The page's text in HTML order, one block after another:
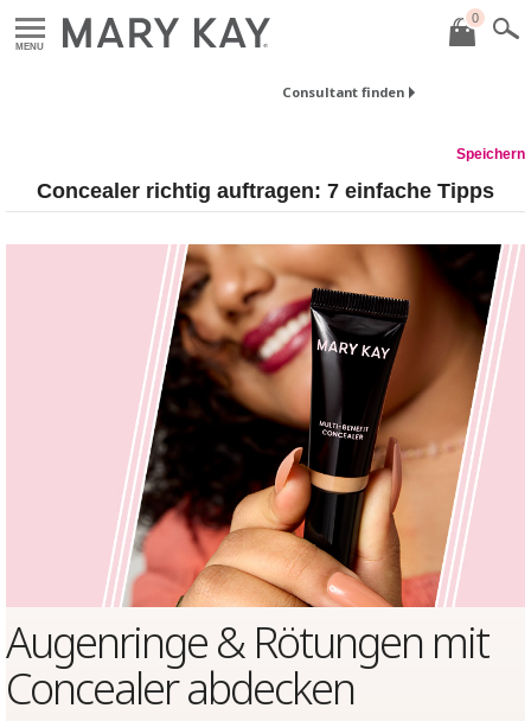
MENU
0
Consultant finden
Speichern
Concealer richtig auftragen: 7 einfache Tipps
Augenringe & Rötungen mit
Concealer abdecken